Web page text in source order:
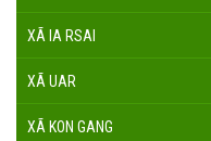
XÃ IA RSAI
XÃ UAR
XÃ KON GANG